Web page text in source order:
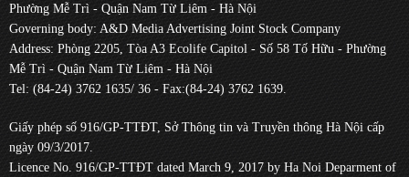
Phường Mễ Trì - Quận Nam Từ Liêm - Hà Nội
Governing body: A&D Media Advertising Joint Stock Company
Address: Phòng 2205, Tòa A3 Ecolife Capitol - Số 58 Tố Hữu - Phường
Mễ Trì - Quận Nam Từ Liêm - Hà Nội
Tel: (84-24) 3762 1635/ 36 - Fax:(84-24) 3762 1639.
Giấy phép số 916/GP-TTĐT, Sở Thông tin và Truyền thông Hà Nội cấp
ngày 09/3/2017.
Licence No. 916/GP-TTĐT dated March 9, 2017 by Ha Noi Deparment of